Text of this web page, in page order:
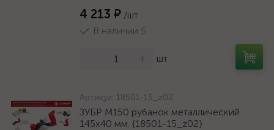
4 213 ₽ /шт
В наличии 5
+ шт
Артикул: 18501-15_z02
ЗУБР М150 рубанок металлический
145х40 мм. {18501-15_z02}